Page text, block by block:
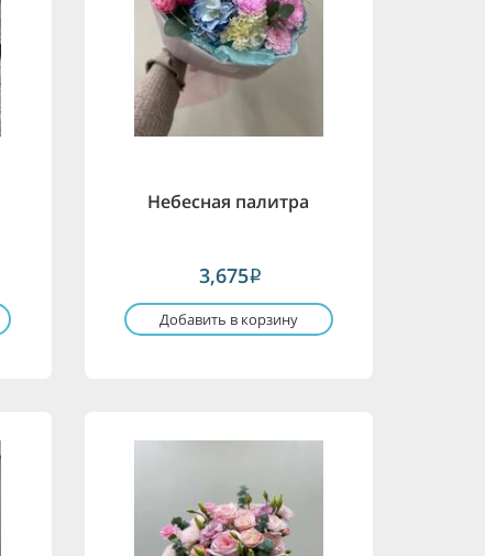
Небесная палитра
3,675i
Добавить в корзину